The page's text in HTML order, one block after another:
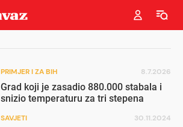
PRIMJER I ZA BIH 8.7.2026
Grad koji je zasadio 880.000 stabala i
snizio temperaturu za tri stepena
SAVJETI 30.11.2024